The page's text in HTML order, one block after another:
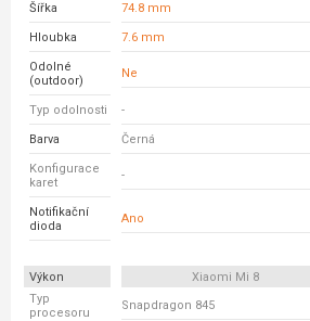
Šířka 74.8 mm
Hloubka 7.6 mm
Odolné
(outdoor)
Ne
Typ odolnosti -
Barva Černá
Konfigurace
karet
-
Notifikační
dioda
Ano
Výkon Xiaomi Mi 8
Typ
procesoru
Snapdragon 845